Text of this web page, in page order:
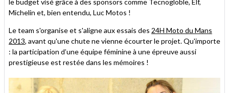
le budget visé grâce à des sponsors comme Tecnogloble, Elf,
Michelin et, bien entendu, Luc Motos !
Le team s'organise et s'aligne aux essais des 24H Moto du Mans
2013, avant qu'une chute ne vienne écourter le projet. Qu'importe
: la participation d’une équipe féminine à une épreuve aussi
prestigieuse est restée dans les mémoires !